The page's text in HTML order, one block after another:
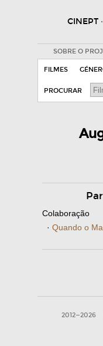
CINEPT
SOBRE O
FILMES
PROCURAR
Colaboração
· Quando o
2012—2026